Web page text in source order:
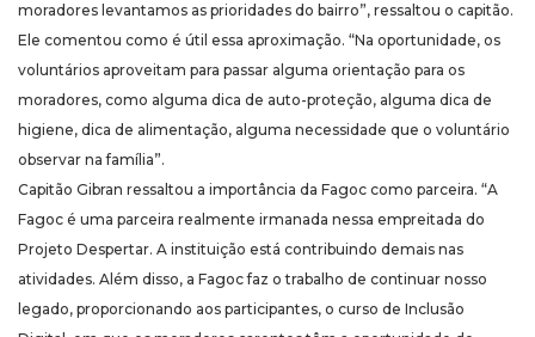
moradores levantamos as prioridades do bairro”, ressaltou o capitão.
Ele comentou como é útil essa aproximação. “Na oportunidade, os
voluntários aproveitam para passar alguma orientação para os
moradores, como alguma dica de auto-proteção, alguma dica de
higiene, dica de alimentação, alguma necessidade que o voluntário
observar na família”.
Capitão Gibran ressaltou a importância da Fagoc como parceira. “A
Fagoc é uma parceira realmente irmanada nessa empreitada do
Projeto Despertar. A instituição está contribuindo demais nas
atividades. Além disso, a Fagoc faz o trabalho de continuar nosso
legado, proporcionando aos participantes, o curso de Inclusão